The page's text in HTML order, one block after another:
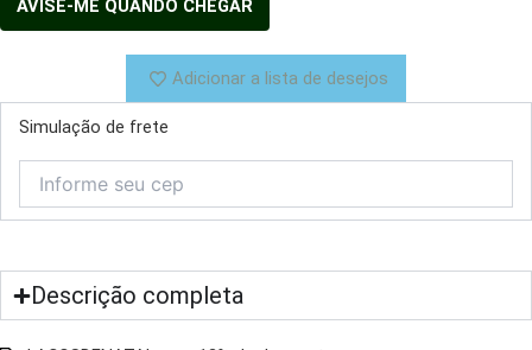
Adicionar a lista de desejos
Simulação de frete
Descrição completa